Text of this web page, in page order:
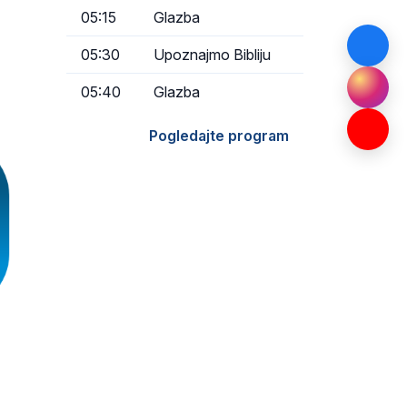
05:15 Glazba
05:30 Upoznajmo Bibliju
05:40 Glazba
Pogledajte program